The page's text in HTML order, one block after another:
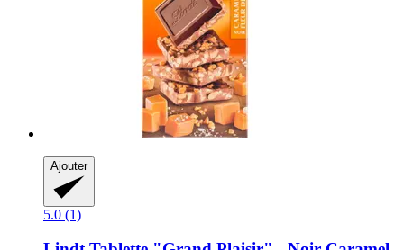
Ajouter
5.0 (1)